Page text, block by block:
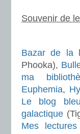
Souvenir de
Bazar de la
Phooka),
ma
Euphemia,
Le blog bleu
galactique
Mes lectures